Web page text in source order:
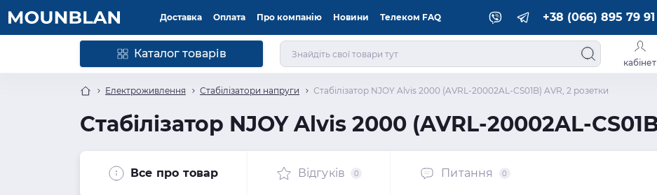
Доставка Оплата Про компанію Новини Телеком FAQ +38 (066) 895 79 91
Каталог товарів
кабінет
Електроживлення Стабілізатори напруги Стабілізатор NJOY Alvis 2000 (AVRL-20002AL-CS01B) AVR, 2 розетки
Стабілізатор NJOY Alvis 2000 (AVRL-20002AL-
Все про товар Відгуків 0 Питання 0